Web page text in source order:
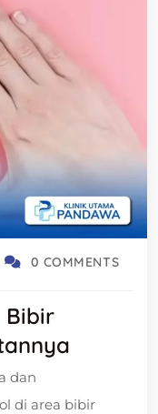
0 COMMENTS
Bibir
dan
di area bibir